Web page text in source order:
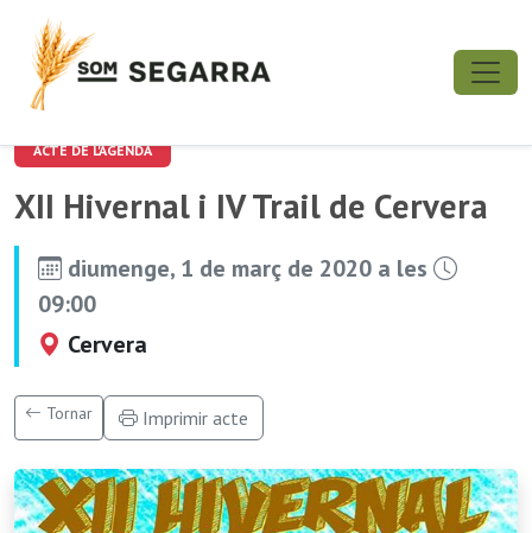
ACTE DE L'AGENDA
XII Hivernal i IV Trail de Cervera
diumenge, 1 de març de 2020 a les
09:00
Cervera
Tornar Imprimir acte